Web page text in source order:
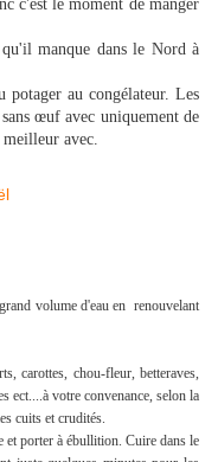
c'est le moment de manger
manque dans le Nord à
au congélateur. Les
œuf avec uniquement de
avec.
volume d'eau en renouvelant
carottes, chou-fleur, betteraves,
ect....à votre convenance, selon la
cuits et crudités.
et porter à ébullition. Cuire dans le